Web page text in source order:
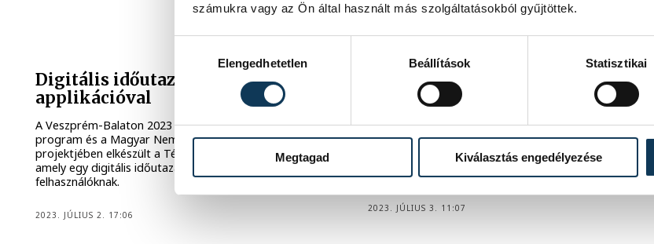
számukra vagy az Ön által használt más szolgáltatásokból gyűjtöttek.
Elengedhetetlen
Beállítások Statisztikai
Megtagad Kiválasztás engedélyezése
2023. JÚLIUS 4. 21:59
Digitális időutazás a Térképvándor
applikációval
A Veszprém-Balaton 2023 Európa Kulturális Fővárosa
program és a Magyar Nemzeti Levéltár közös
projektjében elkészült a Térképvándor mobilapplikáció,
amely egy digitális időutazás élményét adja a
felhasználóknak.
2023. JÚLIUS 2. 17:06
Életre kel az inotai hőerőmű: jön az
INOTA Fesztivál
kortárs színházzal, és nagyszabású fényművészeti
kiállítással készül a fesztivál.
2023. JÚLIUS 3. 11:07